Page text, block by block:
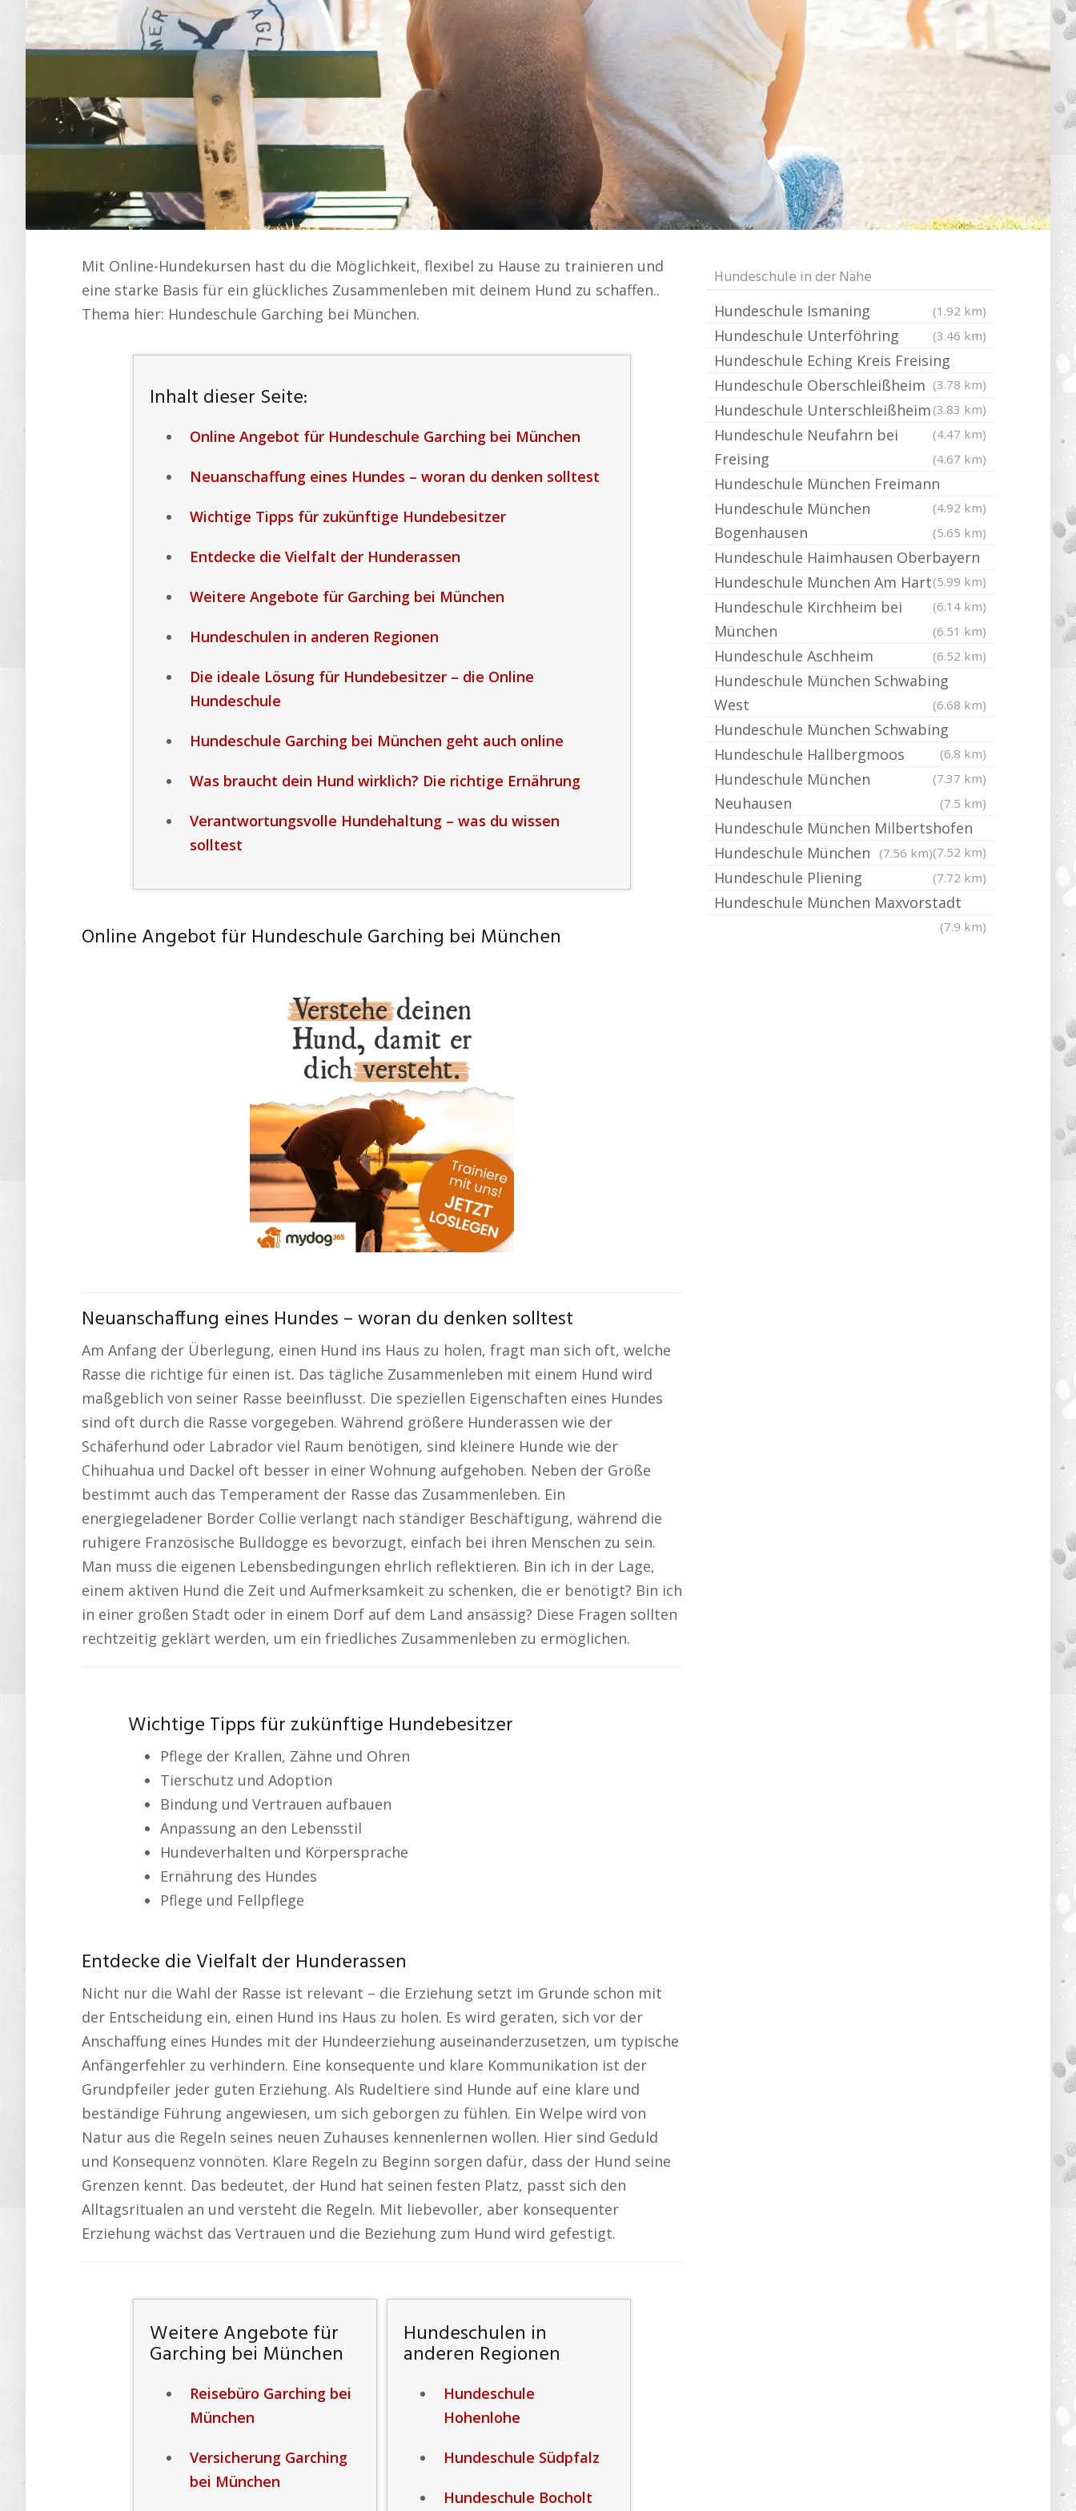
Mit Online-Hundekursen hast du die Möglichkeit, flexibel zu Hause zu trainieren und
eine starke Basis für ein glückliches Zusammenleben mit deinem Hund zu schaffen..
Thema hier: Hundeschule Garching bei München.
Inhalt dieser Seite:
Online Angebot für Hundeschule Garching bei München
Neuanschaffung eines Hundes – woran du denken solltest
Wichtige Tipps für zukünftige Hundebesitzer
Entdecke die Vielfalt der Hunderassen
Weitere Angebote für Garching bei München
Hundeschulen in anderen Regionen
Die ideale Lösung für Hundebesitzer – die Online
Hundeschule
Hundeschule Garching bei München geht auch online
Was braucht dein Hund wirklich? Die richtige Ernährung
Verantwortungsvolle Hundehaltung – was du wissen
solltest
Online Angebot für Hundeschule Garching bei München
Neuanschaffung eines Hundes – woran du denken solltest
Am Anfang der Überlegung, einen Hund ins Haus zu holen, fragt man sich oft, welche
Rasse die richtige für einen ist. Das tägliche Zusammenleben mit einem Hund wird
maßgeblich von seiner Rasse beeinflusst. Die speziellen Eigenschaften eines Hundes
sind oft durch die Rasse vorgegeben. Während größere Hunderassen wie der
Schäferhund oder Labrador viel Raum benötigen, sind kleinere Hunde wie der
Chihuahua und Dackel oft besser in einer Wohnung aufgehoben. Neben der Größe
bestimmt auch das Temperament der Rasse das Zusammenleben. Ein
energiegeladener Border Collie verlangt nach ständiger Beschäftigung, während die
ruhigere Französische Bulldogge es bevorzugt, einfach bei ihren Menschen zu sein.
Man muss die eigenen Lebensbedingungen ehrlich reflektieren. Bin ich in der Lage,
einem aktiven Hund die Zeit und Aufmerksamkeit zu schenken, die er benötigt? Bin ich
in einer großen Stadt oder in einem Dorf auf dem Land ansässig? Diese Fragen sollten
rechtzeitig geklärt werden, um ein friedliches Zusammenleben zu ermöglichen.
Wichtige Tipps für zukünftige Hundebesitzer
Pflege der Krallen, Zähne und Ohren
Tierschutz und Adoption
Bindung und Vertrauen aufbauen
Anpassung an den Lebensstil
Hundeverhalten und Körpersprache
Ernährung des Hundes
Pflege und Fellpflege
Entdecke die Vielfalt der Hunderassen
Nicht nur die Wahl der Rasse ist relevant – die Erziehung setzt im Grunde schon mit
der Entscheidung ein, einen Hund ins Haus zu holen. Es wird geraten, sich vor der
Anschaffung eines Hundes mit der Hundeerziehung auseinanderzusetzen, um typische
Anfängerfehler zu verhindern. Eine konsequente und klare Kommunikation ist der
Grundpfeiler jeder guten Erziehung. Als Rudeltiere sind Hunde auf eine klare und
beständige Führung angewiesen, um sich geborgen zu fühlen. Ein Welpe wird von
Natur aus die Regeln seines neuen Zuhauses kennenlernen wollen. Hier sind Geduld
und Konsequenz vonnöten. Klare Regeln zu Beginn sorgen dafür, dass der Hund seine
Grenzen kennt. Das bedeutet, der Hund hat seinen festen Platz, passt sich den
Alltagsritualen an und versteht die Regeln. Mit liebevoller, aber konsequenter
Erziehung wächst das Vertrauen und die Beziehung zum Hund wird gefestigt.
Weitere Angebote für
Garching bei München
Reisebüro Garching bei
München
Versicherung Garching
bei München
Hundeschulen in
anderen Regionen
Hundeschule
Hohenlohe
Hundeschule Südpfalz
Hundeschule Bocholt
Hundeschule in der Nähe
Hundeschule Ismaning (1.92 km)
Hundeschule Unterföhring (3.46 km)
Hundeschule Eching Kreis Freising
(3.78 km)
Hundeschule Oberschleißheim
(3.83 km)
Hundeschule Unterschleißheim
(4.47 km)
Hundeschule Neufahrn bei
Freising
(4.67 km)
Hundeschule München Freimann
(4.92 km)
Hundeschule München
Bogenhausen
(5.65 km)
Hundeschule Haimhausen Oberbayern
(5.99 km)
Hundeschule München Am Hart
(6.14 km)
Hundeschule Kirchheim bei
München
(6.51 km)
Hundeschule Aschheim (6.52 km)
Hundeschule München Schwabing
West
(6.68 km)
Hundeschule München Schwabing
(6.8 km)
Hundeschule Hallbergmoos
(7.37 km)
Hundeschule München
Neuhausen
(7.5 km)
Hundeschule München Milbertshofen
(7.52 km)
Hundeschule München (7.56 km)
Hundeschule Pliening (7.72 km)
Hundeschule München Maxvorstadt
(7.9 km)